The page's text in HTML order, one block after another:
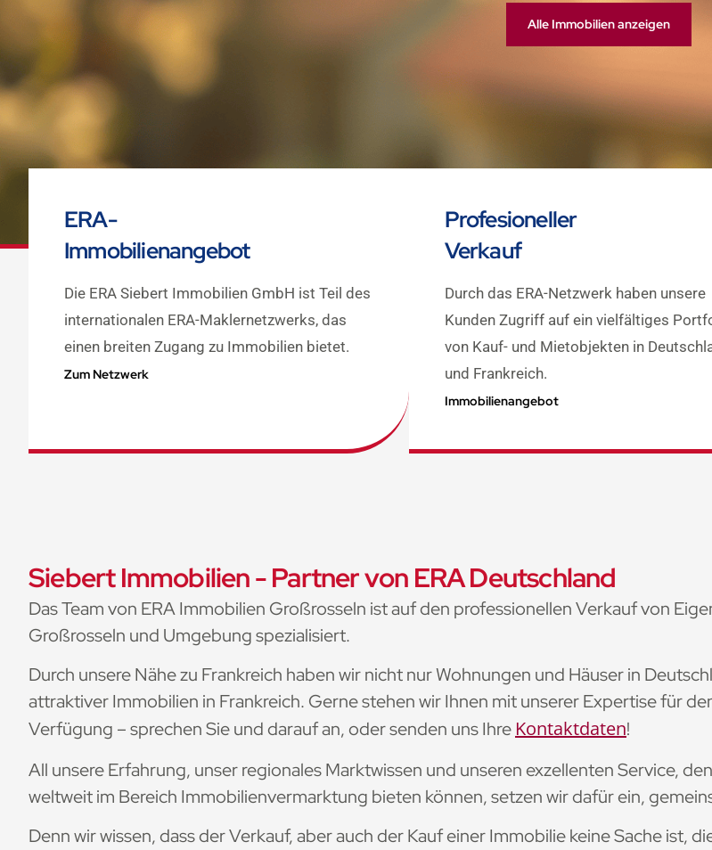
Alle Immobilien anzeigen
ERA-
Immobilienangebot
Die ERA Siebert Immobilien GmbH ist Teil des
internationalen ERA-Maklernetzwerks, das
einen breiten Zugang zu Immobilien bietet.
Zum Netzwerk
Profesioneller
Verkauf
Durch das ERA-Netzwerk haben unsere
Kunden Zugriff auf ein vielfältiges
von Kauf- und Mietobjekten in
und Frankreich.
Immobilienangebot
Siebert Immobilien - Partner von ERA Deutschland
Das Team von ERA Immobilien Großrosseln ist auf den professionellen Verkauf von
Großrosseln und Umgebung spezialisiert.
Durch unsere Nähe zu Frankreich haben wir nicht nur Wohnungen und Häuser in
attraktiver Immobilien in Frankreich. Gerne stehen wir Ihnen mit unserer Expertise für
Verfügung – sprechen Sie und darauf an, oder senden uns Ihre Kontaktdaten!
All unsere Erfahrung, unser regionales Marktwissen und unseren exzellenten Service,
weltweit im Bereich Immobilienvermarktung bieten können, setzen wir dafür ein,
Denn wir wissen, dass der Verkauf, aber auch der Kauf einer Immobilie keine Sache ist,